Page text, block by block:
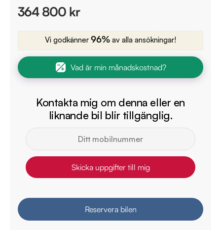
364 800 kr
Vi godkänner 96% av alla ansökningar!
Vad är min månadskostnad?
Kontakta mig om denna eller en
liknande bil blir tillgänglig.
Skicka uppgifter till mig
Reservera bilen